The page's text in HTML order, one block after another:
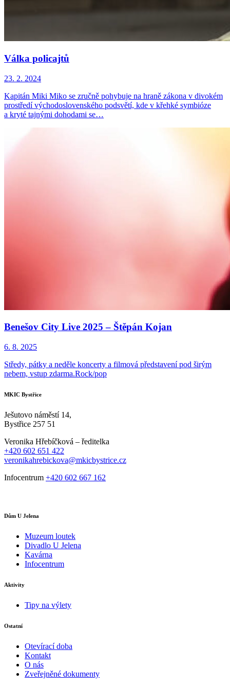
Válka policajtů
23. 2. 2024
Kapitán Miki Miko se zručně pohybuje na hraně zákona v divokém
prostředí východoslovenského podsvětí, kde v křehké symbióze
a kryté tajnými dohodami se…
Benešov City Live 2025 – Štěpán Kojan
6. 8. 2025
Středy, pátky a neděle koncerty a filmová představení pod širým
nebem, vstup zdarma.Rock/pop
MKIC Bystřice
Ješutovo náměstí 14,
Bystřice 257 51
Veronika Hřebíčková – ředitelka
+420 602 651 422
veronikahrebickova@mkicbystrice.cz
Infocentrum +420 602 667 162
Dům U Jelena
Muzeum loutek
Divadlo U Jelena
Kavárna
Infocentrum
Aktivity
Tipy na výlety
Ostatní
Otevírací doba
Kontakt
O nás
Zveřejněné dokumenty